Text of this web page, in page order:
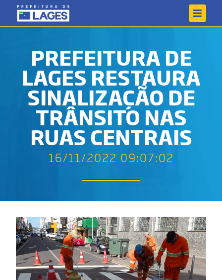
PREFEITURA DE
LAGES RESTAURA
SINALIZAÇÃO DE
TRÂNSITO NAS
RUAS CENTRAIS
16/11/2022 09:07:02